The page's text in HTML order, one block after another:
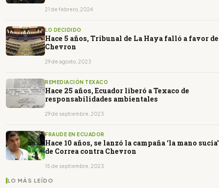
21 de febrero, 2024
LO DECIDIDO
Hace 5 años, Tribunal de La Haya falló a favor de
Chevron
29 de agosto, 2023
REMEDIACIÓN TEXACO
Hace 25 años, Ecuador liberó a Texaco de
responsabilidades ambientales
29 de septiembre, 2023
FRAUDE EN ECUADOR
Hace 10 años, se lanzó la campaña ‘la mano sucia’
de Correa contra Chevron
15 de septiembre, 2023
LO MÁS LEÍDO